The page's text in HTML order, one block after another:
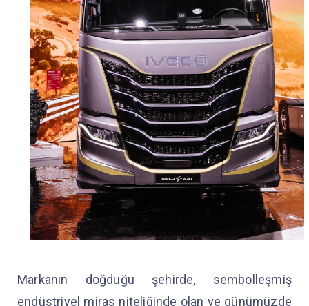
Markanın doğduğu şehirde, sembolleşmiş
endüstriyel miras niteliğinde olan ve günümüzde